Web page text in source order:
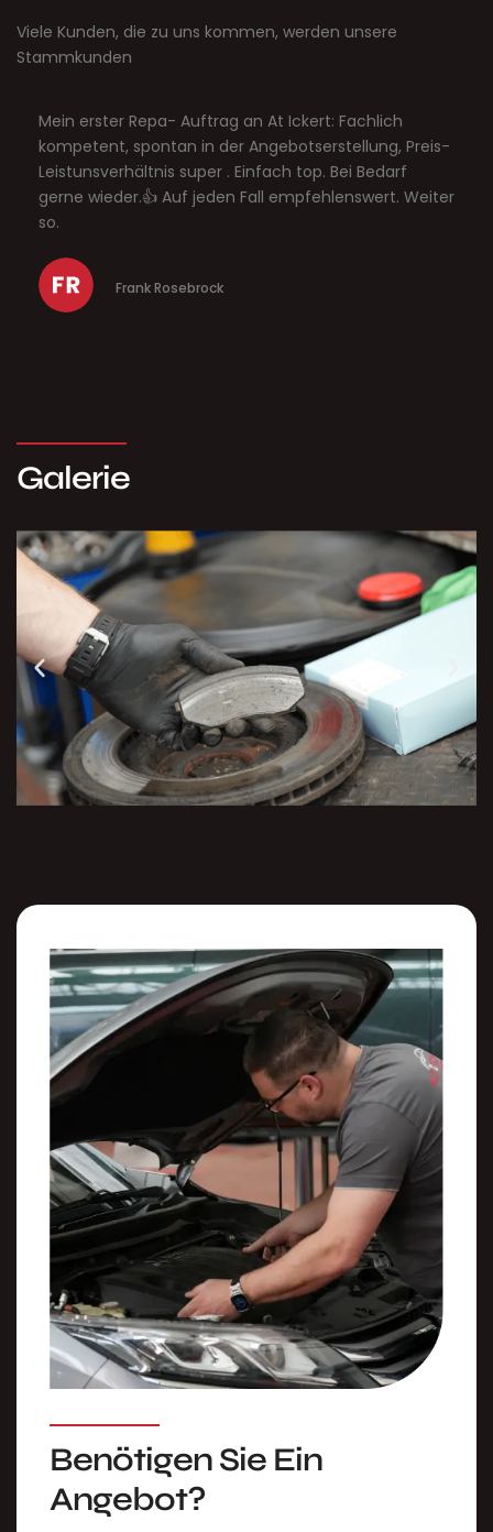
Viele Kunden, die zu uns kommen, werden unsere
Stammkunden
Mein erster Repa- Auftrag an At Ickert: Fachlich
kompetent, spontan in der Angebotserstellung, Preis-
Leistunsverhältnis super . Einfach top. Bei Bedarf
gerne wieder.👍 Auf jeden Fall empfehlenswert. Weiter
so.
Frank Rosebrock
Galerie
Benötigen Sie Ein
Angebot?